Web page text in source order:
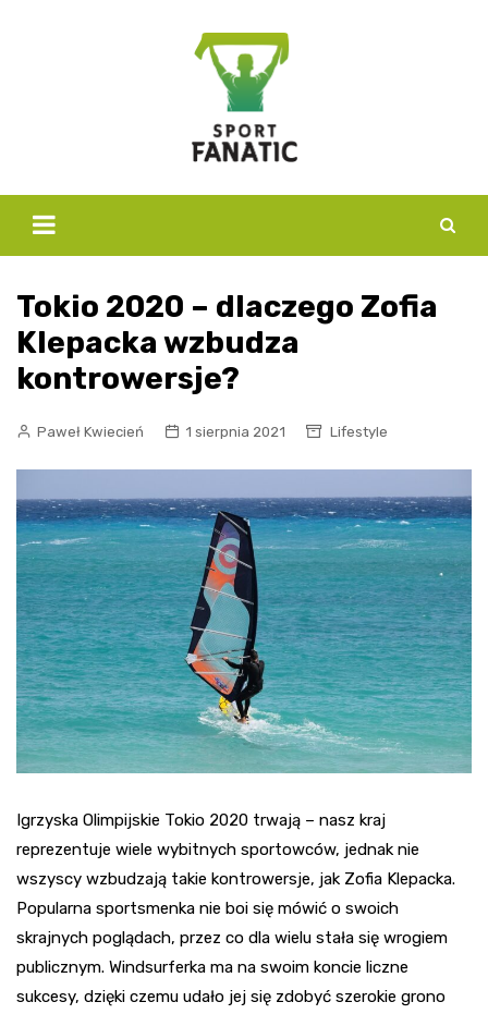
Tokio 2020 – dlaczego Zofia
Klepacka wzbudza
kontrowersje?
Paweł Kwiecień 1 sierpnia 2021 Lifestyle
Igrzyska Olimpijskie Tokio 2020 trwają – nasz kraj
reprezentuje wiele wybitnych sportowców, jednak nie
wszyscy wzbudzają takie kontrowersje, jak Zofia Klepacka.
Popularna sportsmenka nie boi się mówić o swoich
skrajnych poglądach, przez co dla wielu stała się wrogiem
publicznym. Windsurferka ma na swoim koncie liczne
sukcesy, dzięki czemu udało jej się zdobyć szerokie grono